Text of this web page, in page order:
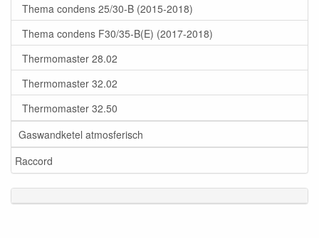
Thema condens 25/30-B (2015-2018)
Thema condens F30/35-B(E) (2017-2018)
Thermomaster 28.02
Thermomaster 32.02
Thermomaster 32.50
Gaswandketel atmosferisch
Raccord